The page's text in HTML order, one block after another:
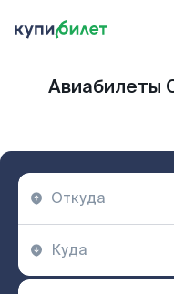
Авиабилеты